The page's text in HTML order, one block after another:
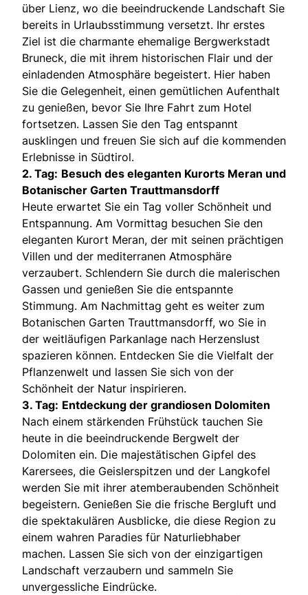
über Lienz, wo die beeindruckende Landschaft Sie
bereits in Urlaubsstimmung versetzt. Ihr erstes
Ziel ist die charmante ehemalige Bergwerkstadt
Bruneck, die mit ihrem historischen Flair und der
einladenden Atmosphäre begeistert. Hier haben
Sie die Gelegenheit, einen gemütlichen Aufenthalt
zu genießen, bevor Sie Ihre Fahrt zum Hotel
fortsetzen. Lassen Sie den Tag entspannt
ausklingen und freuen Sie sich auf die kommenden
Erlebnisse in Südtirol.
2. Tag: Besuch des eleganten Kurorts Meran und
Botanischer Garten Trauttmansdorff
Heute erwartet Sie ein Tag voller Schönheit und
Entspannung. Am Vormittag besuchen Sie den
eleganten Kurort Meran, der mit seinen prächtigen
Villen und der mediterranen Atmosphäre
verzaubert. Schlendern Sie durch die malerischen
Gassen und genießen Sie die entspannte
Stimmung. Am Nachmittag geht es weiter zum
Botanischen Garten Trauttmansdorff, wo Sie in
der weitläufigen Parkanlage nach Herzenslust
spazieren können. Entdecken Sie die Vielfalt der
Pflanzenwelt und lassen Sie sich von der
Schönheit der Natur inspirieren.
3. Tag: Entdeckung der grandiosen Dolomiten
Nach einem stärkenden Frühstück tauchen Sie
heute in die beeindruckende Bergwelt der
Dolomiten ein. Die majestätischen Gipfel des
Karersees, die Geislerspitzen und der Langkofel
werden Sie mit ihrer atemberaubenden Schönheit
begeistern. Genießen Sie die frische Bergluft und
die spektakulären Ausblicke, die diese Region zu
einem wahren Paradies für Naturliebhaber
machen. Lassen Sie sich von der einzigartigen
Landschaft verzaubern und sammeln Sie
unvergessliche Eindrücke.